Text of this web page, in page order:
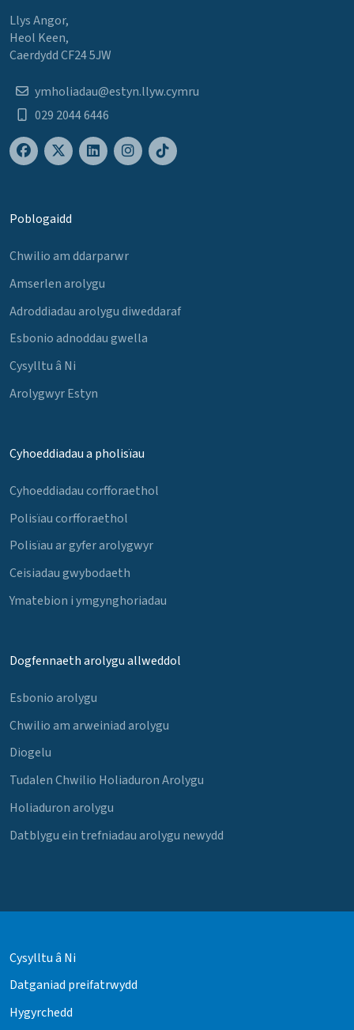
Llys Angor,
Heol Keen,
Caerdydd CF24 5JW
ymholiadau@estyn.llyw.cymru
029 2044 6446
Poblogaidd
Chwilio am ddarparwr
Amserlen arolygu
Adroddiadau arolygu diweddaraf
Esbonio adnoddau gwella
Cysylltu â Ni
Arolygwyr Estyn
Cyhoeddiadau a pholisïau
Cyhoeddiadau corfforaethol
Polisïau corfforaethol
Polisïau ar gyfer arolygwyr
Ceisiadau gwybodaeth
Ymatebion i ymgynghoriadau
Dogfennaeth arolygu allweddol
Esbonio arolygu
Chwilio am arweiniad arolygu
Diogelu
Tudalen Chwilio Holiaduron Arolygu
Holiaduron arolygu
Datblygu ein trefniadau arolygu newydd
Cysylltu â Ni
Datganiad preifatrwydd
Hygyrchedd